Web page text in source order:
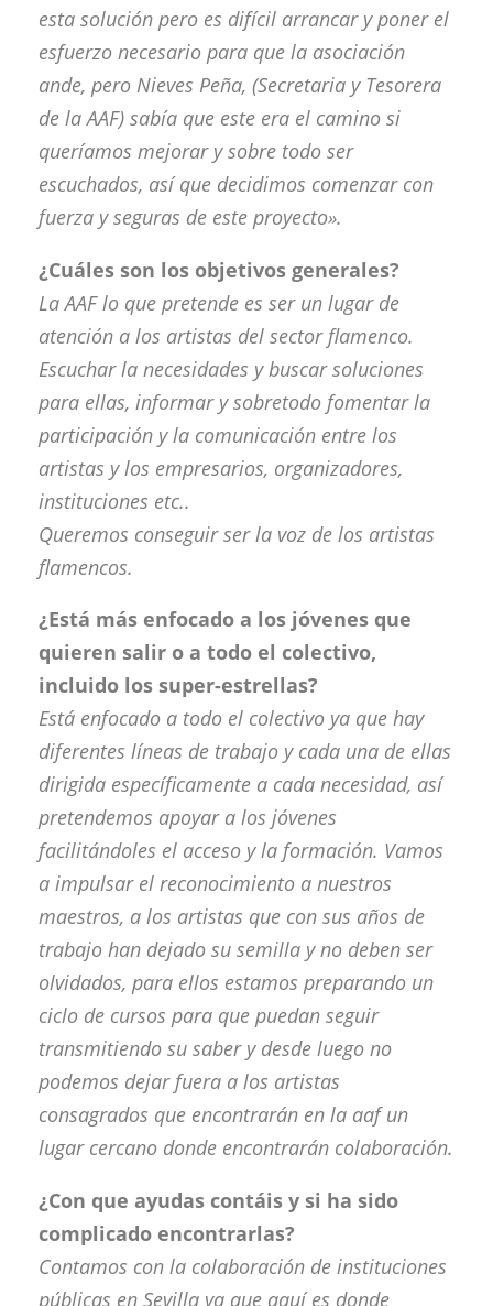
esta solución pero es difícil arrancar y poner el
esfuerzo necesario para que la asociación
ande, pero Nieves Peña, (Secretaria y Tesorera
de la AAF) sabía que este era el camino si
queríamos mejorar y sobre todo ser
escuchados, así que decidimos comenzar con
fuerza y seguras de este proyecto».
¿Cuáles son los objetivos generales?
La AAF lo que pretende es ser un lugar de
atención a los artistas del sector flamenco.
Escuchar la necesidades y buscar soluciones
para ellas, informar y sobretodo fomentar la
participación y la comunicación entre los
artistas y los empresarios, organizadores,
instituciones etc..
Queremos conseguir ser la voz de los artistas
flamencos.
¿Está más enfocado a los jóvenes que
quieren salir o a todo el colectivo,
incluido los super-estrellas?
Está enfocado a todo el colectivo ya que hay
diferentes líneas de trabajo y cada una de ellas
dirigida específicamente a cada necesidad, así
pretendemos apoyar a los jóvenes
facilitándoles el acceso y la formación. Vamos
a impulsar el reconocimiento a nuestros
maestros, a los artistas que con sus años de
trabajo han dejado su semilla y no deben ser
olvidados, para ellos estamos preparando un
ciclo de cursos para que puedan seguir
transmitiendo su saber y desde luego no
podemos dejar fuera a los artistas
consagrados que encontrarán en la aaf un
lugar cercano donde encontrarán colaboración.
¿Con que ayudas contáis y si ha sido
complicado encontrarlas?
Contamos con la colaboración de instituciones
públicas en Sevilla ya que aquí es donde